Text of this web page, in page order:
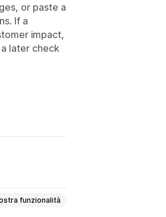
or paste a
If a
impact,
later check
funzionalità